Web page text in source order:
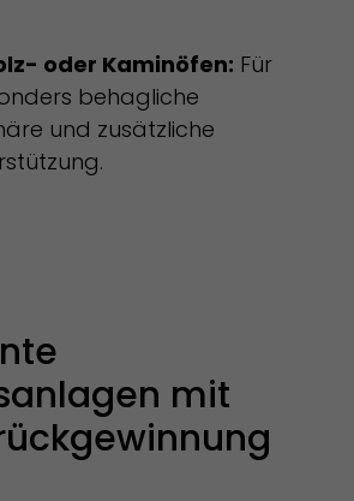
oder Kaminöfen: Für
behagliche
und zusätzliche
mit